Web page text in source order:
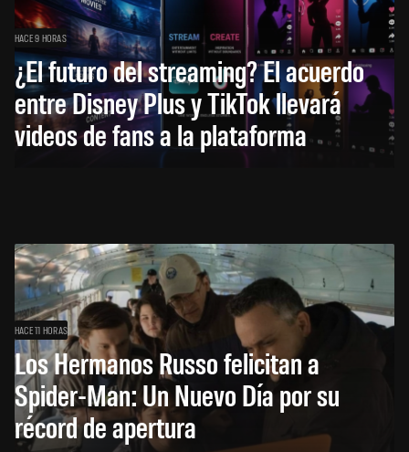
HACE 9 HORAS
¿El futuro del streaming? El acuerdo
entre Disney Plus y TikTok llevará
videos de fans a la plataforma
HACE 11 HORAS
Los Hermanos Russo felicitan a
Spider-Man: Un Nuevo Día por su
récord de apertura